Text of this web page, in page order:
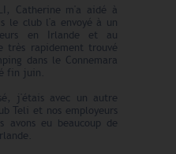
Catherine m'a aidé à
le club l'a envoyé à un
en Irlande et au
très rapidement trouvé
dans le Connemara
fin juin.
j'étais avec un autre
Teli et nos employeurs
avons eu beaucoup de